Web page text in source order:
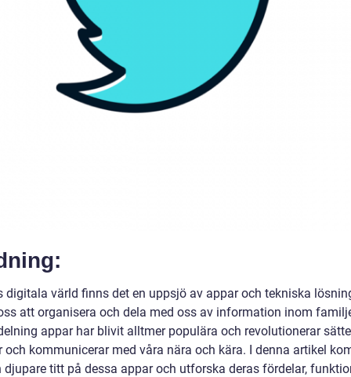
digitala värld finns det en uppsjö av appar och tekniska
att organisera och dela med oss av information inom
appar har blivit alltmer populära och revolutionerar
och kommunicerar med våra nära och kära. I denna artikel
djupare titt på dessa appar och utforska deras fördelar,